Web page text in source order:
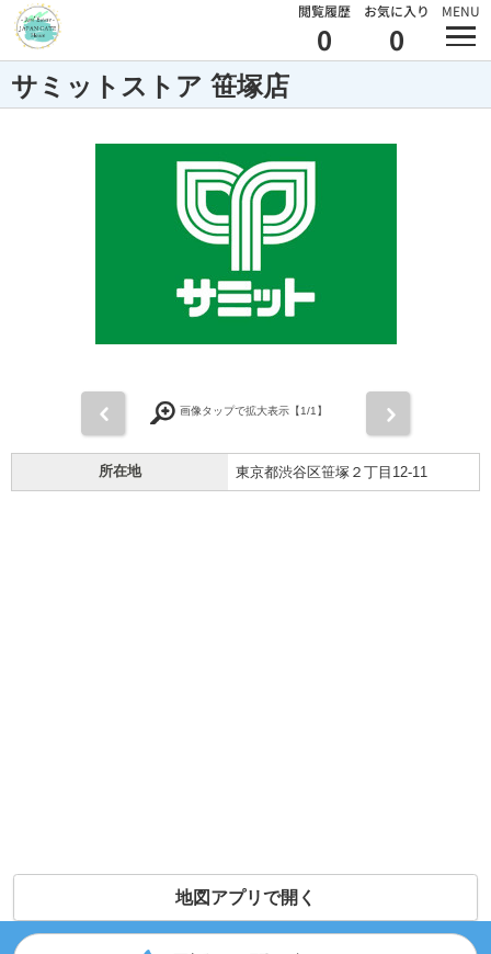
閲覧履歴
0
お気に入り
0
MENU
サミットストア 笹塚店
画像タップで拡大表示【1/1】
所在地 東京都渋谷区笹塚２丁目12-11
地図アプリで開く